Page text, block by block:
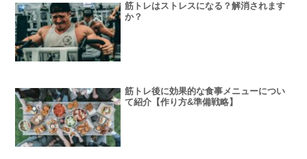
筋トレはストレスになる？解消されます
か？
筋トレ後に効果的な食事メニューについ
て紹介【作り方&準備戦略】